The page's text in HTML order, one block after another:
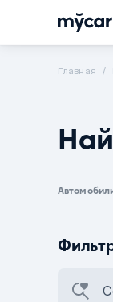
Главная